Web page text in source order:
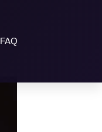
FAQ